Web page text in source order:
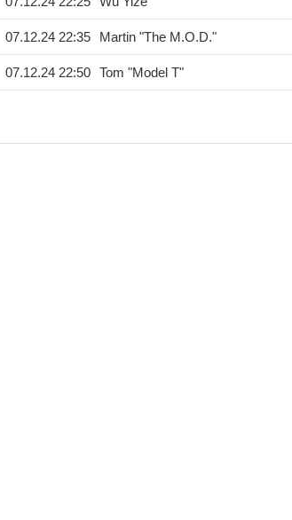
07.12.24 22:35 Martin "The M.O.D."
07.12.24 22:50 Tom "Model T"